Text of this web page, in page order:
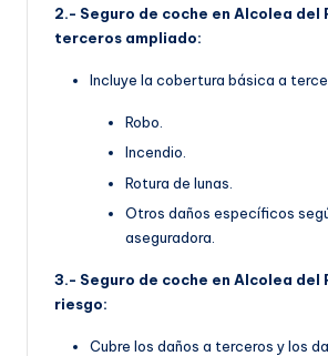
2.- Seguro de coche en Alcolea del
terceros ampliado:
Incluye la cobertura básica a
Robo.
Incendio.
Rotura de lunas.
Otros daños específicos
aseguradora.
3.- Seguro de coche en Alcolea del
riesgo:
Cubre los daños a terceros y los